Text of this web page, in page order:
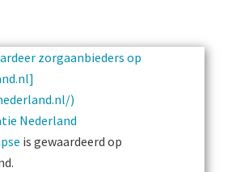
is gewaardeerd op